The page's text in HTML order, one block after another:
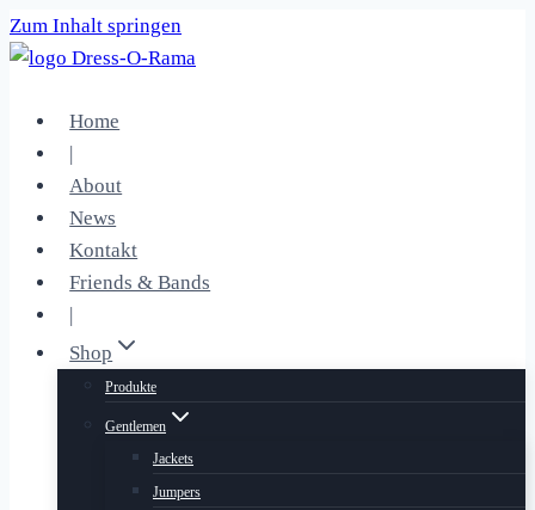
Zum Inhalt springen
Home
|
About
News
Kontakt
Friends & Bands
|
Shop
Produkte
Gentlemen
Jackets
Jumpers